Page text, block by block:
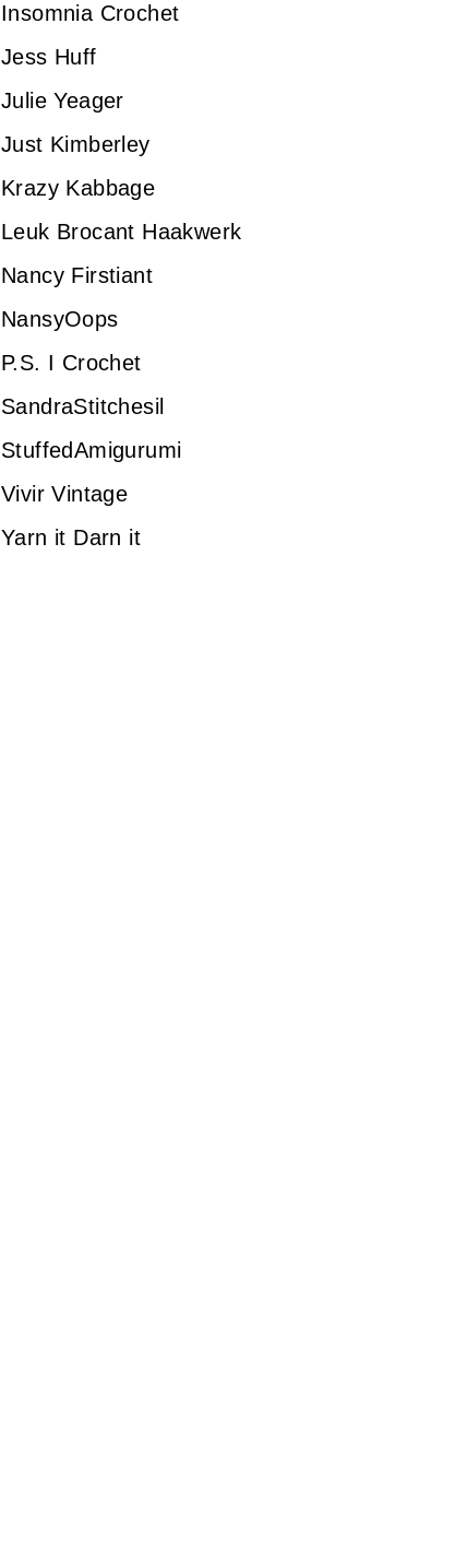
Insomnia Crochet
Jess Huff
Julie Yeager
Just Kimberley
Krazy Kabbage
Leuk Brocant Haakwerk
Nancy Firstiant
NansyOops
P.S. I Crochet
SandraStitchesil
StuffedAmigurumi
Vivir Vintage
Yarn it Darn it